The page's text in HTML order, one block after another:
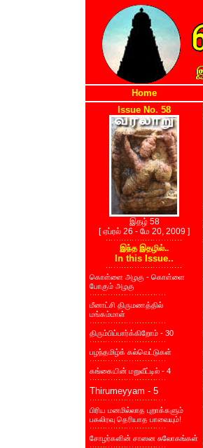
Home
Issue No. 58
இதழ் 58
[ ஏப்ரல் 26 - மே 20, 2009 ]
இந்த இதழில்..
In this Issue..
கொள்ளை அழகு - கொள்ளை
போகும் அழகு
மீனாட்சி திருமணத்தில்
மங்கம்மாள்
திரும்பிப்பார்க்கிறோம் - 30
பழந்தமிழ்க் கல்வெட்டுகள்
கங்கையின் மறுவீட்டில் - 4
Thirumeyyam - 5
பிரிய மனமில்லாத புறாக்களும்
பகலிரவு தெரியாத பாவையும்!
சோழர்களின் சாஸன சுலோகங்கள்